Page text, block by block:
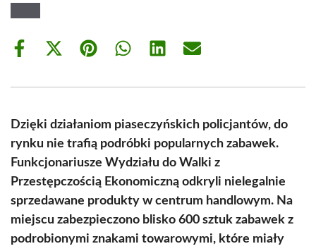
Share
Share
(Twitter)
Share Share Share Share
Dzięki działaniom piaseczyńskich policjantów, do
rynku nie trafią podróbki popularnych zabawek.
Funkcjonariusze Wydziału do Walki z
Przestępczością Ekonomiczną odkryli nielegalnie
sprzedawane produkty w centrum handlowym. Na
miejscu zabezpieczono blisko 600 sztuk zabawek z
podrobionymi znakami towarowymi, które miały